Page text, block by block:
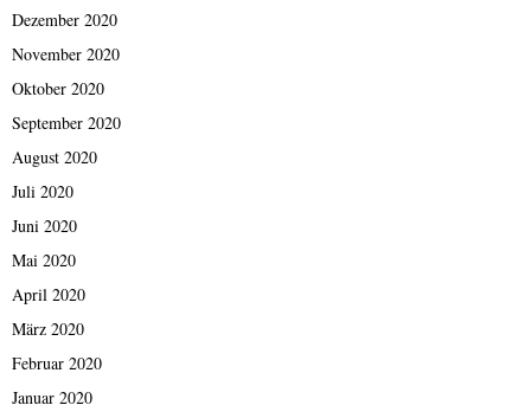
Dezember 2020
November 2020
Oktober 2020
September 2020
August 2020
Juli 2020
Juni 2020
Mai 2020
April 2020
März 2020
Februar 2020
Januar 2020